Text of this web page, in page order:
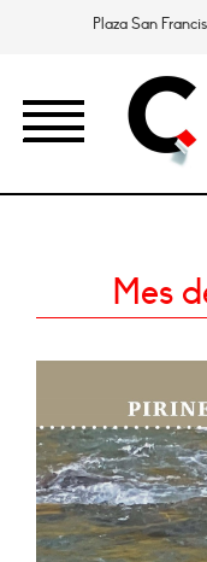
Plaza San
Mes